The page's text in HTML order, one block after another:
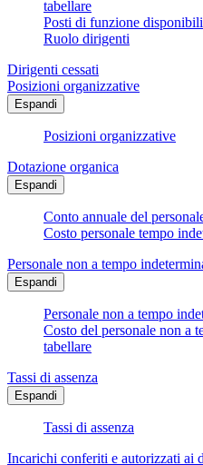
tabellare
Posti di funzione disponibili
Ruolo dirigenti
Dirigenti cessati
Posizioni organizzative
Espandi
Posizioni organizzative
Dotazione organica
Espandi
Conto annuale del
Costo personale tempo
Personale non a tempo
Espandi
Personale non a tempo
Costo del personale non a
tabellare
Tassi di assenza
Espandi
Tassi di assenza
Incarichi conferiti e autorizzati ai